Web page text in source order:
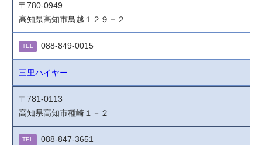
〒780-0949
高知県高知市鳥越１２９－２
TEL 088-849-0015
三里ハイヤー
〒781-0113
高知県高知市種崎１－２
TEL 088-847-3651